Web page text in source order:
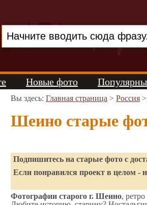
Новые фото
Вы здесь: Главная страница > Россия >
Шеино старые
Подпишитесь на старые фото с
Если понравился проект в целом -
Фотографии старого г. Шеино,